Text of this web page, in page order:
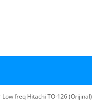
Low freq Hitachi TO-126 (Orijinal)